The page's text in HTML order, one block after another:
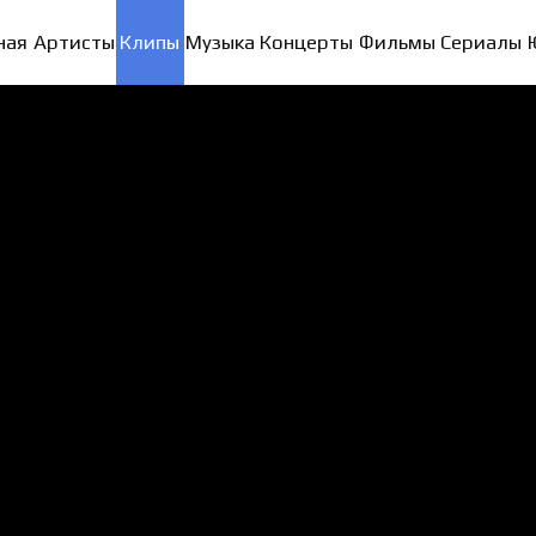
Артисты Клипы Музыка Концерты Фильмы Сериалы